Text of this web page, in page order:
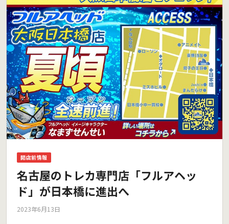
開店前情報
名古屋のトレカ専門店「フルアヘッ
ド」が日本橋に進出へ
2023年6月13日